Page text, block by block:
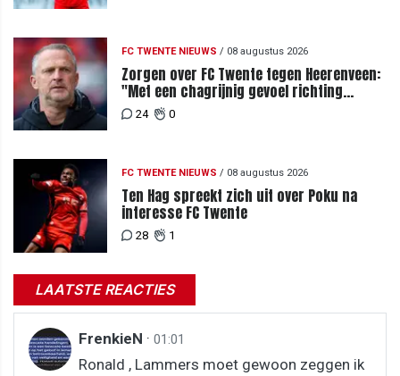
FC TWENTE NIEUWS / 08 augustus 2026
Zorgen over FC Twente tegen Heerenveen:
"Met een chagrijnig gevoel richting
Slowakije"
24 0
FC TWENTE NIEUWS / 08 augustus 2026
Ten Hag spreekt zich uit over Poku na
interesse FC Twente
28 1
LAATSTE REACTIES
FrenkieN · 01:01
Ronald , Lammers moet gewoon zeggen ik